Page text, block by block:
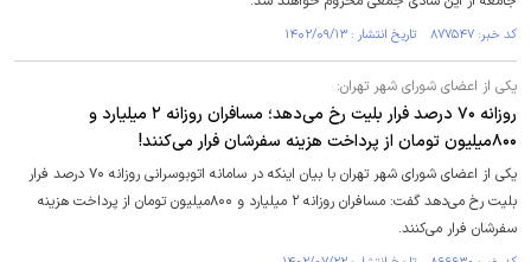
کد خبر: ۸۷۷۵۴۷ تاریخ انتشار : ۱۴۰۲/۰۹/۱۳
یکی از اعضای شورای شهر تهران:
روزانه ۷۰ درصد فرار بلیت رخ می‌دهد؛ مسافران روزانه ۲ میلیارد و
۸۰۰میلیون تومان از پرداخت هزینه سفرشان فرار می‌کنند!
یکی از اعضای شورای شهر تهران با بیان اینکه در سامانه اتوبوسرانی روزانه ۷۰ درصد فرار
بلیت رخ می‌دهد گفت: مسافران روزانه ۲ میلیارد و ۸۰۰میلیون تومان از پرداخت هزینه
سفرشان فرار می‌کنند.